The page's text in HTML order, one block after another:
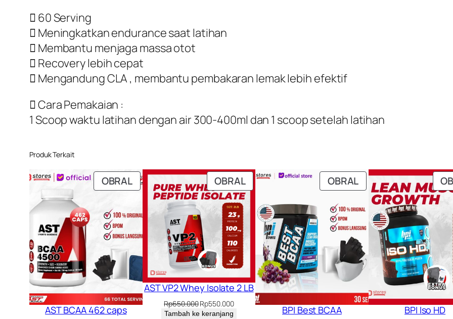
 60 Serving
 Meningkatkan endurance saat latihan
 Membantu menjaga massa otot
 Recovery lebih cepat
 Mengandung CLA , membantu pembakaran lemak lebih efektif
 Cara Pemakaian :
1 Scoop waktu latihan dengan air 300-400ml dan 1 scoop setelah latihan
Produk Terkait
OBRALPRODUK
DENGAN
DISKON
AST BCAA 462 caps
OBRALPRODUK
DENGAN
DISKON
AST VP2 Whey Isolate 2 LB
Rp650.000Harga
aslinya
Rp550.000Harga
Tambah ke keranjang
OBRALPRODUK
DENGAN
DISKON
BPI Best BCAA BPI Iso HD